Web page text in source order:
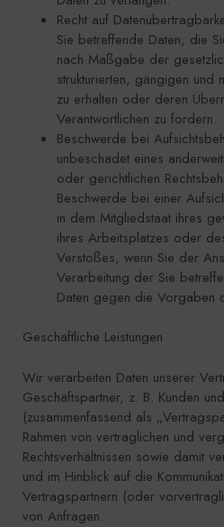
Recht auf
Sie betreffende Daten, die
nach Maßgabe der
strukturierten, gängigen und
zu erhalten oder deren
Verantwortlichen zu fordern.
Beschwerde bei
unbeschadet eines
oder gerichtlichen
Beschwerde bei einer
in dem Mitgliedstaat ihres
ihres Arbeitsplatzes oder
Verstoßes, wenn Sie der
Verarbeitung der Sie
Daten gegen die Vorgaben
Geschäftliche Leistungen
Wir verarbeiten Daten unserer
Geschäftspartner, z. B. Kunden
(zusammenfassend als
Rahmen von vertraglichen und
Rechtsverhältnissen sowie damit
und im Hinblick auf die
Vertragspartnern (oder
von Anfragen.